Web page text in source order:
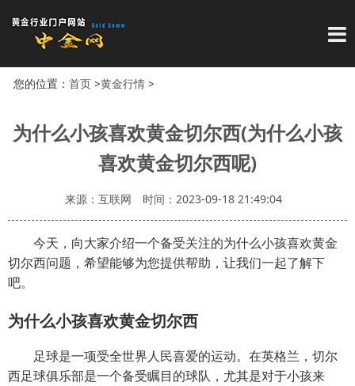
导
您的位置： 首页>黄金行情>
为什么小孩喜欢黄金切尔西(为什么小孩
喜欢黄金切尔西呢)
来源：互联网 时间：2023-09-18 21:49:04
今天，向大家介绍一个备受关注的为什么小孩喜欢黄金
切尔西问题，希望能够为您提供帮助，让我们一起了解下
吧。
为什么小孩喜欢黄金切尔西
足球是一项受全世界人民喜爱的运动。在英格兰，切尔
西足球俱乐部是一个备受瞩目的球队，尤其是对于小孩来